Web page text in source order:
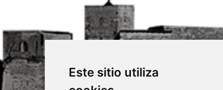
Este sitio utiliza